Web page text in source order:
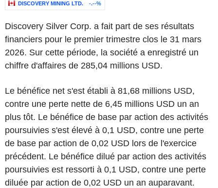
DISCOVERY MINING LTD. -.--%
Discovery Silver Corp. a fait part de ses résultats
financiers pour le premier trimestre clos le 31 mars
2026. Sur cette période, la société a enregistré un
chiffre d'affaires de 285,04 millions USD.
Le bénéfice net s'est établi à 81,68 millions USD,
contre une perte nette de 6,45 millions USD un an
plus tôt. Le bénéfice de base par action des activités
poursuivies s'est élevé à 0,1 USD, contre une perte
de base par action de 0,02 USD lors de l'exercice
précédent. Le bénéfice dilué par action des activités
poursuivies est ressorti à 0,1 USD, contre une perte
diluée par action de 0,02 USD un an auparavant.